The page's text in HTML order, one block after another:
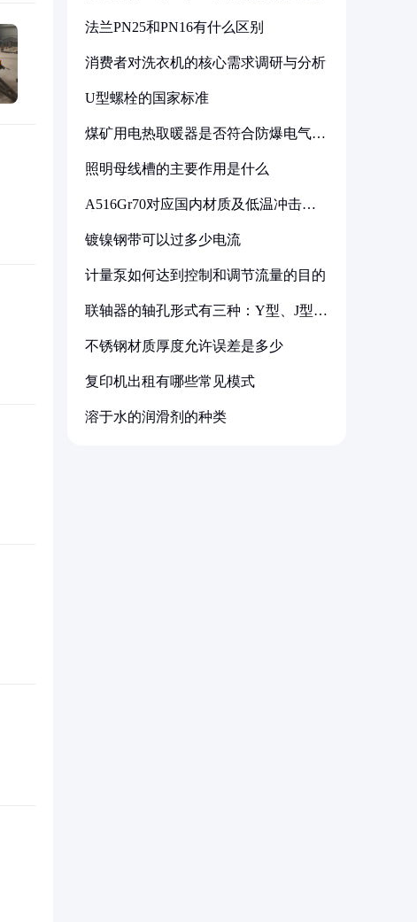
法兰PN25和PN16有什么区别
消费者对洗衣机的核心需求调研与分析
U型螺栓的国家标准
煤矿用电热取暖器是否符合防爆电气设
照明母线槽的主要作用是什么
A516Gr70对应国内材质及低温冲击要
镀镍钢带可以过多少电流
计量泵如何达到控制和调节流量的目的
联轴器的轴孔形式有三种：Y型、J型、
不锈钢材质厚度允许误差是多少
复印机出租有哪些常见模式
溶于水的润滑剂的种类